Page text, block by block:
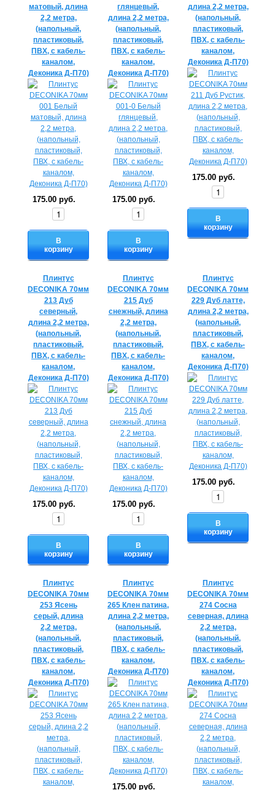
матовый, длина
2,2 метра,
(напольный,
пластиковый,
ПВХ, с кабель-
каналом,
Деконика Д-П70)
175.00 руб.
В
корзину
глянцевый,
длина 2,2 метра,
(напольный,
пластиковый,
ПВХ, с кабель-
каналом,
Деконика Д-П70)
175.00 руб.
В
корзину
длина 2,2 метра,
(напольный,
пластиковый,
ПВХ, с кабель-
каналом,
Деконика Д-П70)
175.00 руб.
В
корзину
Плинтус
DECONIKA 70мм
213 Дуб
северный,
длина 2,2 метра,
(напольный,
пластиковый,
ПВХ, с кабель-
каналом,
Деконика Д-П70)
175.00 руб.
В
корзину
Плинтус
DECONIKA 70мм
215 Дуб
снежный, длина
2,2 метра,
(напольный,
пластиковый,
ПВХ, с кабель-
каналом,
Деконика Д-П70)
175.00 руб.
В
корзину
Плинтус
DECONIKA 70мм
229 Дуб латте,
длина 2,2 метра,
(напольный,
пластиковый,
ПВХ, с кабель-
каналом,
Деконика Д-П70)
175.00 руб.
В
корзину
Плинтус
DECONIKA 70мм
253 Ясень
серый, длина
2,2 метра,
(напольный,
пластиковый,
ПВХ, с кабель-
каналом,
Деконика Д-П70)
Плинтус
DECONIKA 70мм
265 Клен патина,
длина 2,2 метра,
(напольный,
пластиковый,
ПВХ, с кабель-
каналом,
Деконика Д-П70)
175.00 руб.
Плинтус
DECONIKA 70мм
274 Сосна
северная, длина
2,2 метра,
(напольный,
пластиковый,
ПВХ, с кабель-
каналом,
Деконика Д-П70)